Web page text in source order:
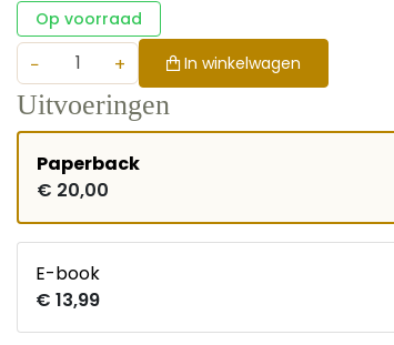
Op voorraad
− + In winkelwagen
Uitvoeringen
Paperback
€ 20,00
E-book
€ 13,99